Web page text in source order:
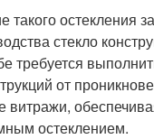
такого остекления
стекло
требуется
от
витражи,
остеклением.